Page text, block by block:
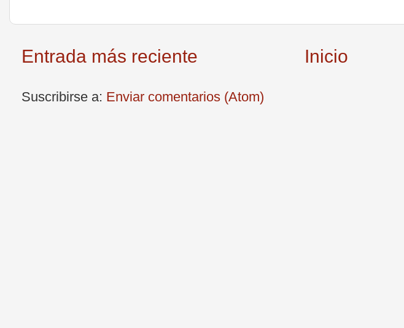
Entrada más reciente Inicio
Suscribirse a: Enviar comentarios (Atom)